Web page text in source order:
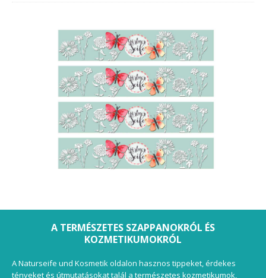
A TERMÉSZETES SZAPPANOKRÓL ÉS
KOZMETIKUMOKRÓL
A Naturseife und Kosmetik oldalon hasznos tippeket, érdekes
tényeket és útmutatásokat talál a természetes kozmetikumok,